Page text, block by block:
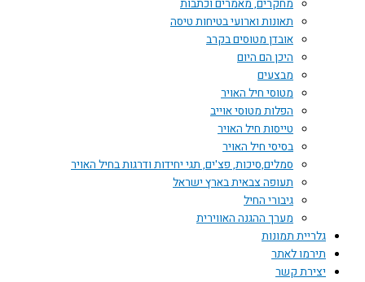
מחקרים, מאמרים וכתבות
תאונות וארועי בטיחות טיסה
אובדן מטוסים בקרב
היכן הם היום
מבצעים
מטוסי חיל האויר
הפלות מטוסי אוייב
טייסות חיל האויר
בסיסי חיל האויר
סמלים,סיכות, פצ'ים, תגי יחידות ודרגות בחיל האויר
תעופה צבאית בארץ ישראל
גיבורי החיל
מערך ההגנה האווירית
גלריית תמונות
תירמו לאתר
יצירת קשר